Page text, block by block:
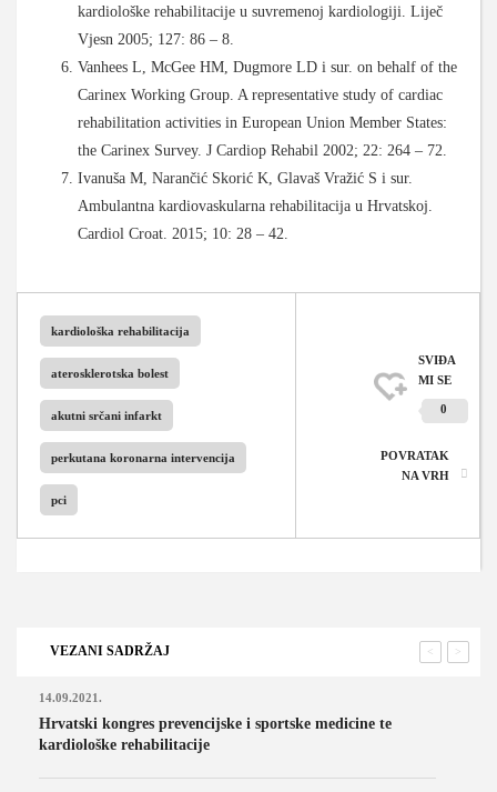
kardiološke rehabilitacije u suvremenoj kardiologiji. Liječ
Vjesn 2005; 127: 86 – 8.
Vanhees L, McGee HM, Dugmore LD i sur. on behalf of the
Carinex Working Group. A representative study of cardiac
rehabilitation activities in European Union Member States:
the Carinex Survey. J Cardiop Rehabil 2002; 22: 264 – 72.
Ivanuša M, Narančić Skorić K, Glavaš Vražić S i sur.
Ambulantna kardiovaskularna rehabilitacija u Hrvatskoj.
Cardiol Croat. 2015; 10: 28 – 42.
kardiološka rehabilitacija
aterosklerotska bolest
akutni srčani infarkt
perkutana koronarna intervencija
pci
SVIĐA
MI SE
0
POVRATAK
NA VRH
VEZANI SADRŽAJ >
<
14.09.2021.
Hrvatski kongres prevencijske i sportske medicine te
kardiološke rehabilitacije